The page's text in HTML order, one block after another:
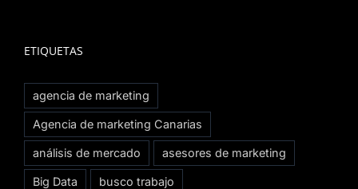
ETIQUETAS
agencia de marketing
Agencia de marketing Canarias
análisis de mercado asesores de marketing
Big Data busco trabajo